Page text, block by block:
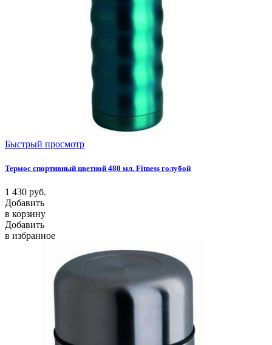
Быстрый просмотр
Термос спортивный цветной 480 мл. Fitness голубой
1 430 руб.
Добавить
в корзину
Добавить
в избранное